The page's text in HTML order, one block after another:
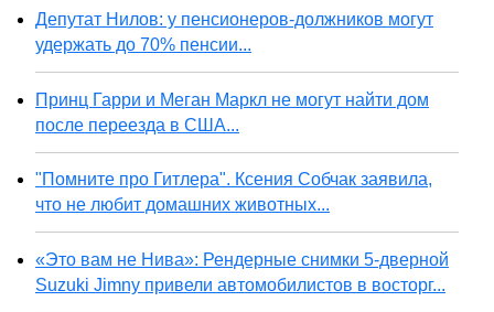
Депутат Нилов: у пенсионеров-должников могут
удержать до 70% пенсии...
Принц Гарри и Меган Маркл не могут найти дом
после переезда в США...
"Помните про Гитлера". Ксения Собчак заявила,
что не любит домашних животных...
«Это вам не Нива»: Рендерные снимки 5-дверной
Suzuki Jimny привели автомобилистов в восторг...